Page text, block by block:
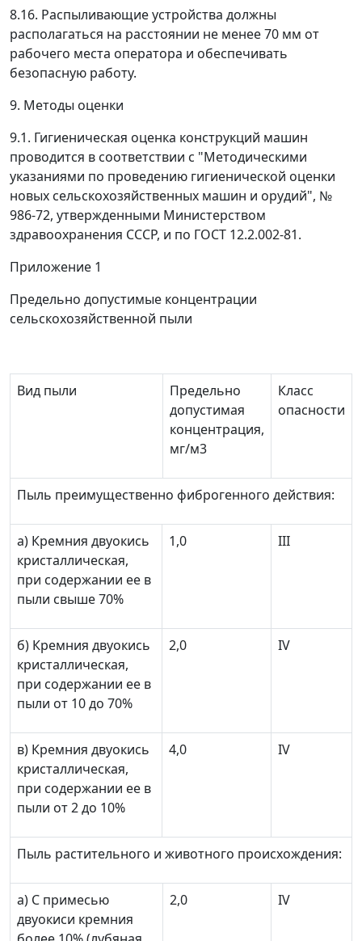
8.16. Распыливающие устройства должны
располагаться на расстоянии не менее 70 мм от
рабочего места оператора и обеспечивать
безопасную работу.
9. Методы оценки
9.1. Гигиеническая оценка конструкций машин
проводится в соответствии с "Методическими
указаниями по проведению гигиенической оценки
новых сельскохозяйственных машин и орудий", №
986-72, утвержденными Министерством
здравоохранения СССР, и по ГОСТ 12.2.002-81.
Приложение 1
Предельно допустимые концентрации
сельскохозяйственной пыли
Вид пыли
Предельно
допустимая
концентрация,
мг/м3
Класс
опасности
Пыль преимущественно фиброгенного действия:
а) Кремния двуокись
кристаллическая,
при содержании ее в
пыли свыше 70%
1,0 III
б) Кремния двуокись
кристаллическая,
при содержании ее в
пыли от 10 до 70%
2,0 IV
в) Кремния двуокись
кристаллическая,
при содержании ее в
пыли от 2 до 10%
4,0 IV
Пыль растительного и животного происхождения:
а) С примесью
двуокиси кремния
2,0 IV